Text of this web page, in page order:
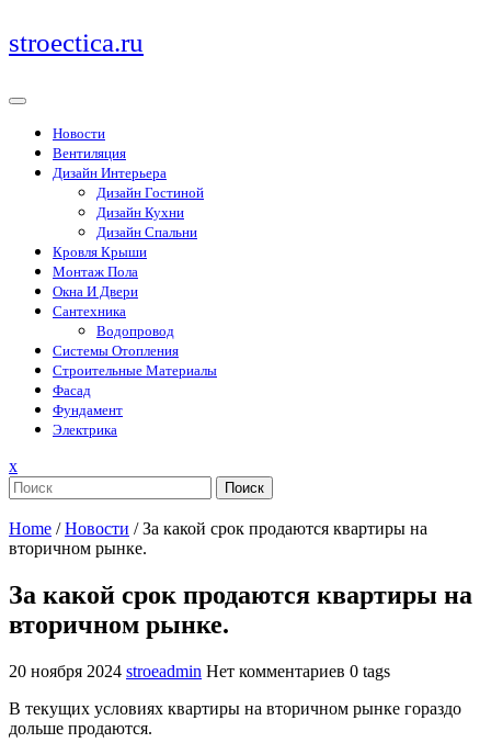
Перейти
к
stroectica.ru
Новости
Вентиляция
Дизайн Интерьера
Дизайн Гостиной
Дизайн Кухни
Дизайн Спальни
Кровля Крыши
Монтаж Пола
Окна И Двери
Сантехника
Водопровод
Системы Отопления
Строительные Материалы
Фасад
Фундамент
Электрика
xЗакрыть
меню
Поиск
Home /Новости /За какой срок продаются квартиры на
вторичном рынке.
За какой срок продаются квартиры на
вторичном рынке.
20 ноября 2024 stroeadmin Нет комментариев 0 tags
В текущих условиях квартиры на вторичном рынке гораздо
дольше продаются.